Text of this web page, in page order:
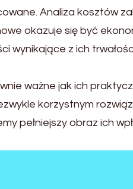
Analiza kosztów
okazuje się być
wynikające z ich
ważne jak ich
korzystnym
pełniejszy obraz ich